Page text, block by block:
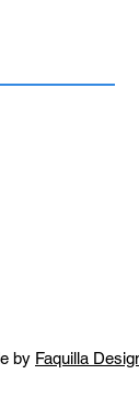
by Faquilla